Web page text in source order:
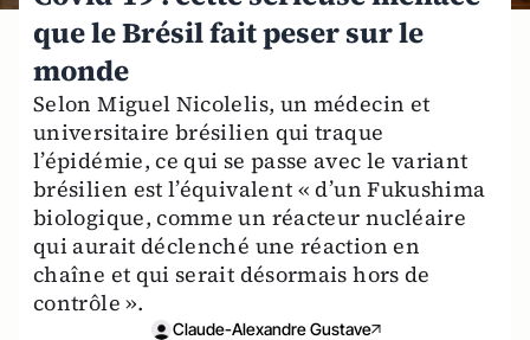
que le Brésil fait peser sur le
monde
Selon Miguel Nicolelis, un médecin et
universitaire brésilien qui traque
l’épidémie, ce qui se passe avec le variant
brésilien est l’équivalent « d’un Fukushima
biologique, comme un réacteur nucléaire
qui aurait déclenché une réaction en
chaîne et qui serait désormais hors de
contrôle ».
Claude-Alexandre Gustave